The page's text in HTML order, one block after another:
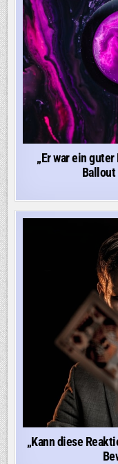
„Er war ein
Ballout
„Kann diese